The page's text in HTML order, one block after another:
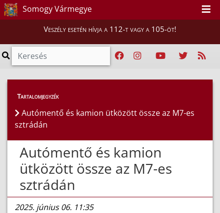
Somogy Vármegye
Veszély esetén hívja a 112-t vagy a 105-öt!
Híreink > Hírek
Tartalomjegyzék
Autómentő és kamion ütközött össze az M7-es
sztrádán
Autómentő és kamion
ütközött össze az M7-es
sztrádán
2025. június 06. 11:35